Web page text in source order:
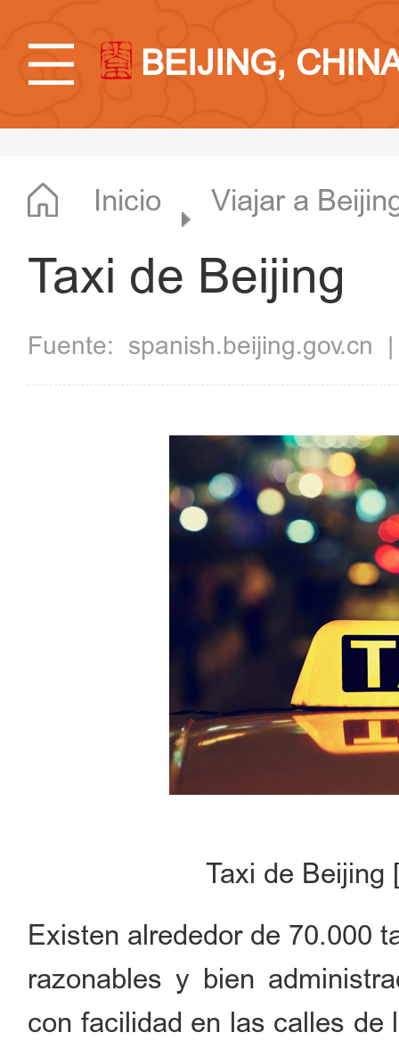
BEIJING,
Inicio Viajar a
Taxi de Beijing
Fuente: spanish.beijing.gov.cn
Taxi de Beijing
Existen alrededor de 70.000
razonables y bien
con facilidad en las calles